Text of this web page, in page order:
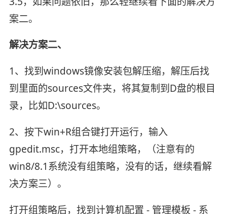
案二。
解决方案二、
1、找到windows镜像安装包解压缩，解压后找
到里面的sources文件夹，将其复制到D盘的根目
录，比如D:\sources。
2、按下win+R组合键打开运行，输入
gpedit.msc，打开本地组策略，（注意有的
win8/8.1系统没有组策略，没有的话，继续看解
决方案三）。
打开组策略后，找到计算机配置 - 管理模板 - 系